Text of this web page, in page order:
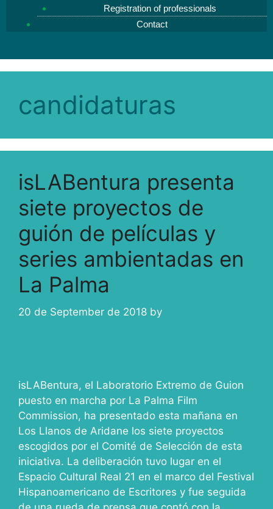
Registration of professionals
Contact
candidaturas
isLABentura presenta
siete proyectos de
guión de películas y
series ambientadas en
La Palma
20 de September de 2018 by
isLABentura, el Laboratorio Extremo de Guion
puesto en marcha por La Palma Film
Commission, ha presentado esta mañana en
Los Llanos de Aridane los siete proyectos
escogidos por el Comité de Selección de esta
iniciativa. La deliberación tuvo lugar en el
Espacio Cultural Real 21 en el marco del Festival
Hispanoamericano de Escritores y fue seguida